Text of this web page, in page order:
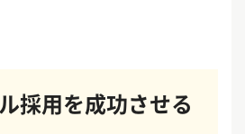
採用を成功させる